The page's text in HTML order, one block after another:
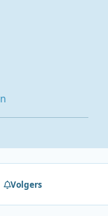
Volgers